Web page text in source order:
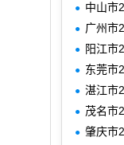
中山市
广州市
阳江市
东莞市
湛江市
茂名市
肇庆市